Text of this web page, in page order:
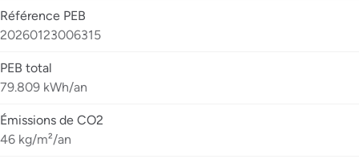
Référence PEB
20260123006315
PEB total
79.809 kWh/an
Émissions de CO2
46 kg/m²/an